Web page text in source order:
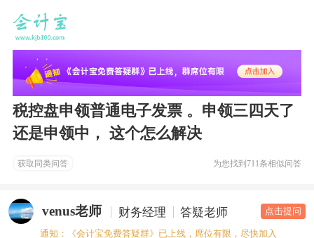
税控盘申领普通电子发票 。申领三四天了
还是申领中， 这个怎么解决
获取同类问答 为您找到711条相似问答
venus老师 财务经理 答疑老师 点击提问
通知：《会计宝免费答疑群》已上线，席位有限，尽快加入